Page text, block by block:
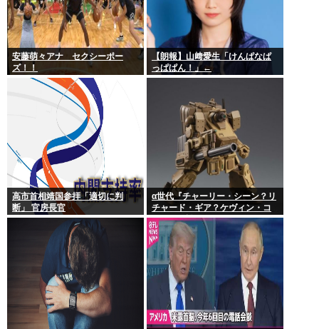
安藤萌々アナ セクシーポー
ズ！！
【朗報】山﨑愛生「けんぱなぱ
っぱぱん！」←
高市首相靖国参拝「適切に判
断」 官房長官
α世代『チャーリー・シーン？リ
チャード・ギア？ケヴィン・コ
スナー？誰ですかそれ？？』何
故なのか